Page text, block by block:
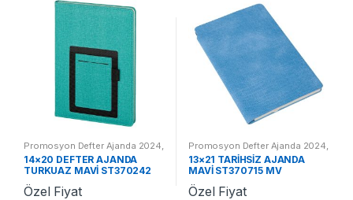
Promosyon Defter Ajanda 2024
Promosyon 2024 Ajandalar
14×20 DEFTER AJANDA
TURKUAZ MAVİ ST370242
TM
Özel Fiyat
Promosyon Defter Ajanda 2024
Promosyon 2024 Ajandalar
13×21 TARİHSİZ AJANDA
MAVİ ST370715 MV
Özel Fiyat